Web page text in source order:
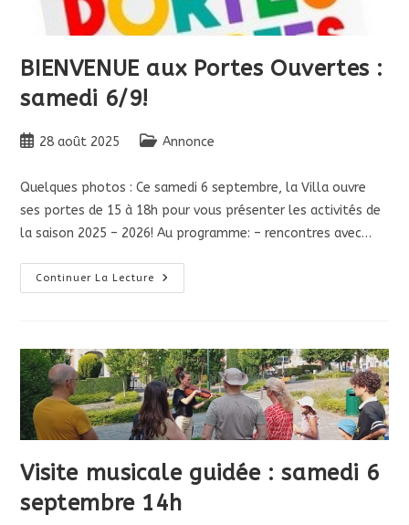
BIENVENUE aux Portes Ouvertes :
samedi 6/9!
Publication
28 août 2025
PostAnnonce
Quelques photos : Ce samedi 6 septembre, la Villa ouvre
ses portes de 15 à 18h pour vous présenter les activités de
la saison 2025 – 2026! Au programme: – rencontres avec…
Continuer La Lecture
BIENVENUE
Aux
6/9!
Visite musicale guidée : samedi 6
septembre 14h